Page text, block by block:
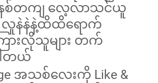
နစ်တကျ လေ့လာသင်ယူ
လူနဲနဲနဲ့ထိထိရောက်
ားလိုသူများ တက်
တယ်
အသစ်လေးကို Like &